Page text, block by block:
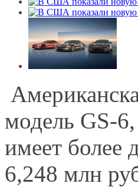
модель GS-
имеет более
6,248 млн